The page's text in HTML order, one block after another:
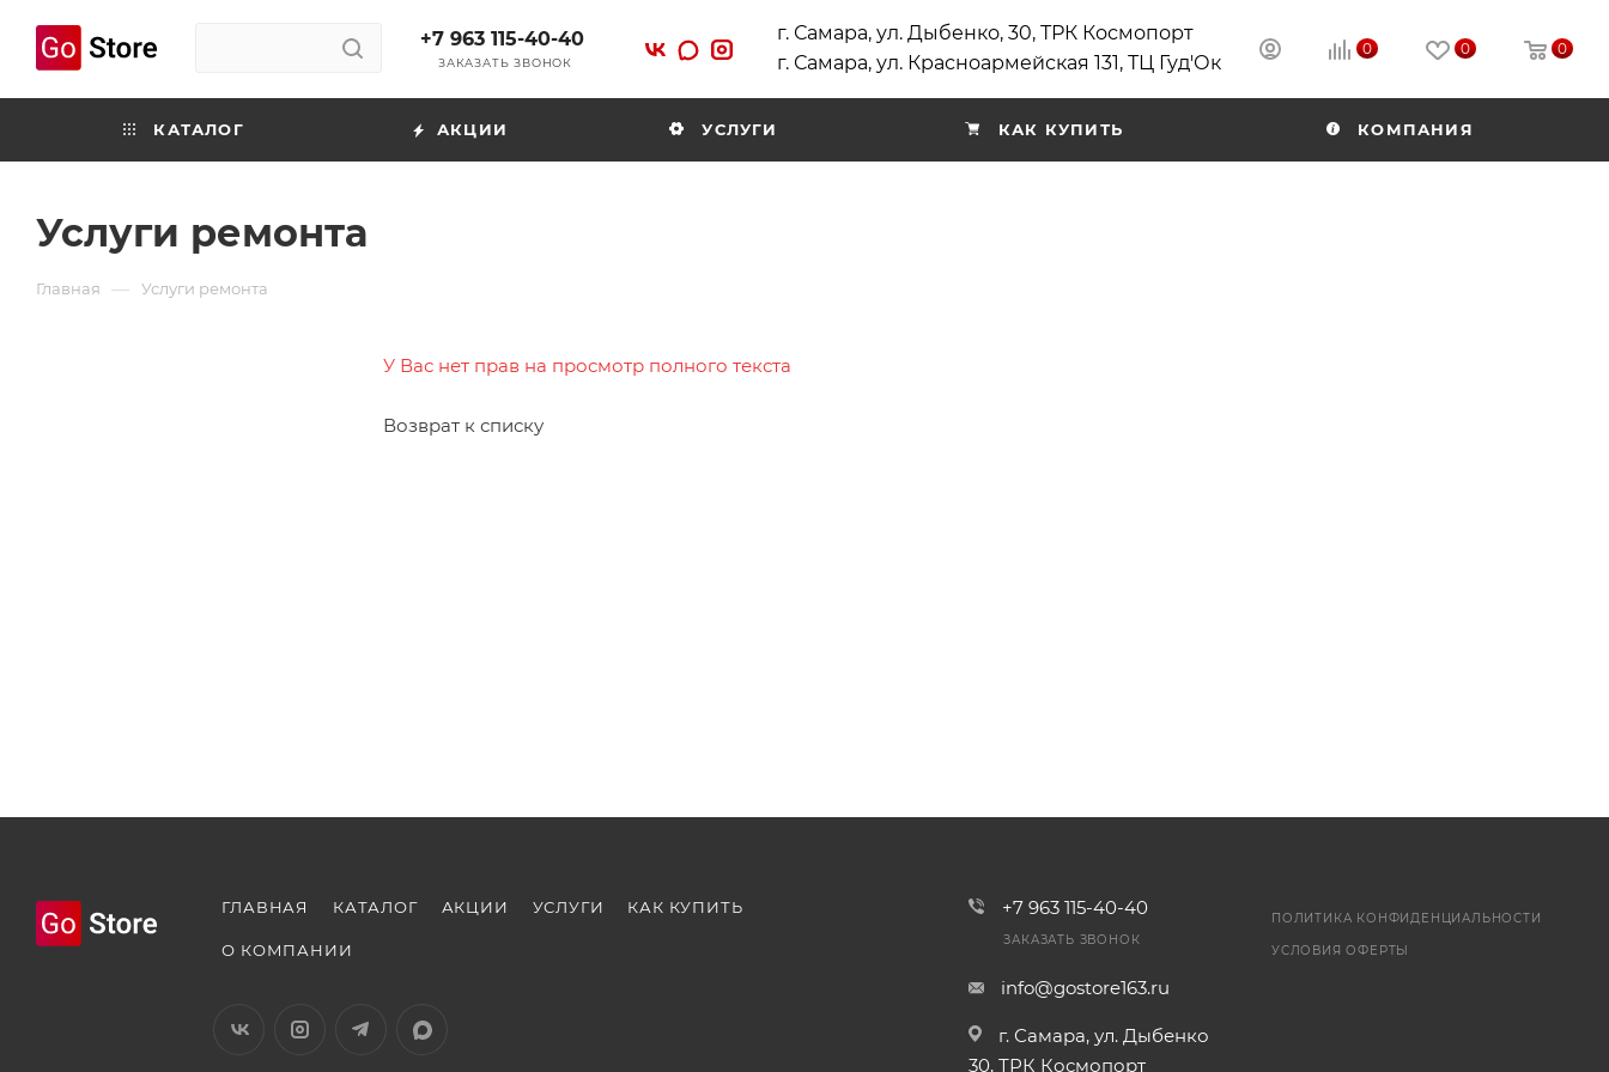
+7 963 115-40-40
ЗАКАЗАТЬ ЗВОНОК
г. Самара, ул. Дыбенко, 30, ТРК Космопорт
г. Самара, ул. Красноармейская 131, ТЦ Гуд'Ок
0 0 0
КАТАЛОГ АКЦИИ УСЛУГИ КАК КУПИТЬ КОМПАНИЯ
Услуги ремонта
Главная — Услуги ремонта
У Вас нет прав на просмотр полного текста
Возврат к списку
ГЛАВНАЯ КАТАЛОГ АКЦИИ УСЛУГИ КАК КУПИТЬ
О КОМПАНИИ
+7 963 115-40-40
ЗАКАЗАТЬ ЗВОНОК
info@gostore163.ru
г. Самара, ул. Дыбенко
30, ТРК Космопорт
ПОЛИТИКА КОНФИДЕНЦИАЛЬНОСТИ
УСЛОВИЯ ОФЕРТЫ